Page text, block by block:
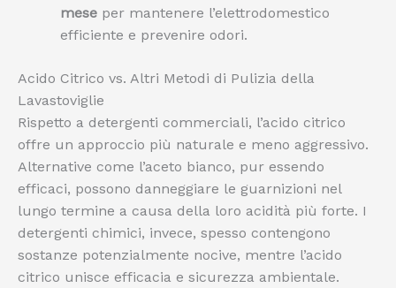
mese per mantenere l’elettrodomestico
efficiente e prevenire odori.
Acido Citrico vs. Altri Metodi di Pulizia della
Lavastoviglie
Rispetto a detergenti commerciali, l’acido citrico
offre un approccio più naturale e meno aggressivo.
Alternative come l’aceto bianco, pur essendo
efficaci, possono danneggiare le guarnizioni nel
lungo termine a causa della loro acidità più forte. I
detergenti chimici, invece, spesso contengono
sostanze potenzialmente nocive, mentre l’acido
citrico unisce efficacia e sicurezza ambientale.